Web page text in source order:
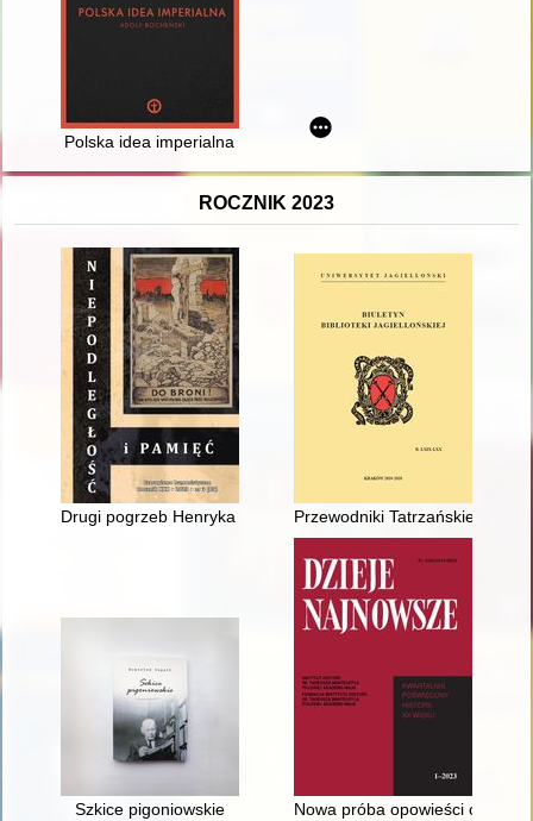
Polska idea imperialna
ROCZNIK 2023
Drugi pogrzeb Henryka Sienkiewicza : o pewnej nieobecności
Przewodniki Tatrzańskie
Szkice pigoniowskie Nowa próba opowieści o